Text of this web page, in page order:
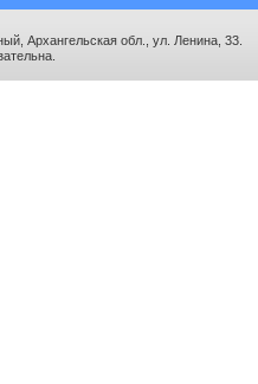
Архангельская обл., ул. Ленина, 33.